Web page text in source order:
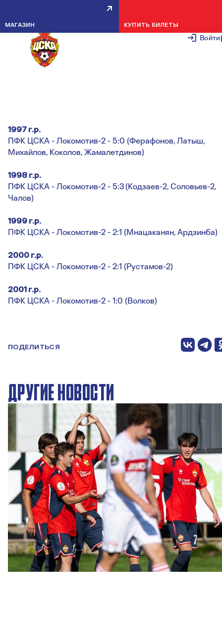
Войти
МАГАЗИН КУПИТЬ БИЛЕТЫ
ЛЕТНЕЕ ПЕРВЕНСТВО. 10-Й ТУР
29 АВГУСТА
Летнее первенство по футболу г.Москвы среди
1997 г.р.
ПФК ЦСКА - Локомотив-2 - 5:0 (Ферафонов, Латыш,
Михайлов, Коколов, Жамалетдинов)
1998 г.р.
ПФК ЦСКА - Локомотив-2 - 5:3 (Кодзаев-2, Соловьев-2,
Чалов)
1999 г.р.
ПФК ЦСКА - Локомотив-2 - 2:1 (Мнацаканян, Ардзинба)
2000 г.р.
ПФК ЦСКА - Локомотив-2 - 2:1 (Рустамов-2)
2001 г.р.
ПФК ЦСКА - Локомотив-2 - 1:0 (Волков)
ПОДЕЛИТЬСЯ
ДРУГИЕ НОВОСТИ
ЮФЛ: Московское дерби на «Октябре»
3 АВГУСТА 2026 14:15